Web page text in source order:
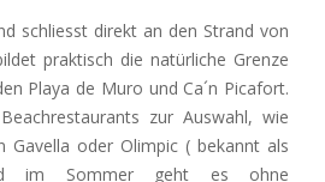
schliesst direkt an den Strand von
praktisch die natürliche Grenze
Playa de Muro und Ca´n Picafort.
zur Auswahl, wie
Gavella oder Olimpic ( bekannt als
im Sommer geht es ohne